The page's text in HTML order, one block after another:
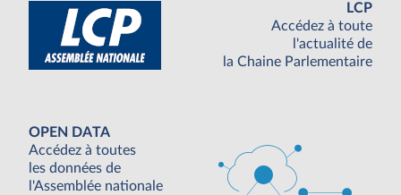
LCP
Accédez à toute
l'actualité de
la Chaine Parlementaire
OPEN DATA
Accédez à toutes
les données de
l'Assemblée nationale